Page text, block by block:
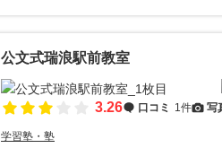
公文式瑞浪駅前教室
3.26 口コミ 1件 写
学習塾・塾